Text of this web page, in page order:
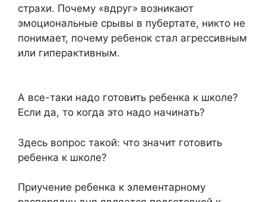
страхи. Почему «вдруг» возникают
эмоциональные срывы в пубертате, никто не
понимает, почему ребенок стал агрессивным
или гиперактивным.
A все-таки надо готовить ребенка к школе?
Если да, то когда это надо начинать?
Здесь вопрос такой: что значит готовить
ребенка к школе?
Приучение ребенка к элементарному